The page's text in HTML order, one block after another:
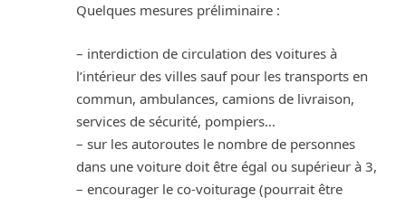
Quelques mesures préliminaire :
– interdiction de circulation des voitures à
l’intérieur des villes sauf pour les transports en
commun, ambulances, camions de livraison,
services de sécurité, pompiers…
– sur les autoroutes le nombre de personnes
dans une voiture doit être égal ou supérieur à 3,
– encourager le co-voiturage (pourrait être